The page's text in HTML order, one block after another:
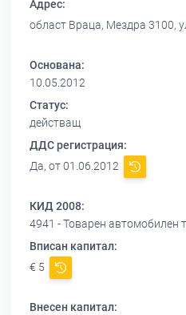
Адрес:
област Враца, Мездра
Основана:
10.05.2012
Статус:
действащ
ДДС регистрация:
Да, от 01.06.2012
КИД 2008:
4941 - Товарен автомобилен
Вписан капитал:
€ 5
Внесен капитал: